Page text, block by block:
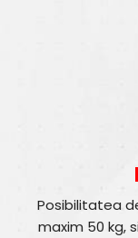
Posibilitatea
maxim 50 kg,